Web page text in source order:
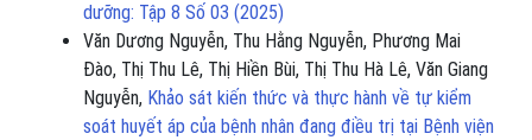
dưỡng: Tập 8 Số 03 (2025)
Văn Dương Nguyễn, Thu Hằng Nguyễn, Phương Mai
Đào, Thị Thu Lê, Thị Hiền Bùi, Thị Thu Hà Lê, Văn Giang
Nguyễn, Khảo sát kiến thức và thực hành về tự kiểm
soát huyết áp của bệnh nhân đang điều trị tại Bệnh viện